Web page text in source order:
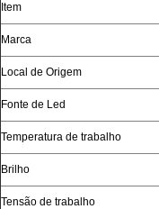
Item
Marca
Local de Origem
Fonte de Led
Temperatura de trabalho
Brilho
Tensão de trabalho